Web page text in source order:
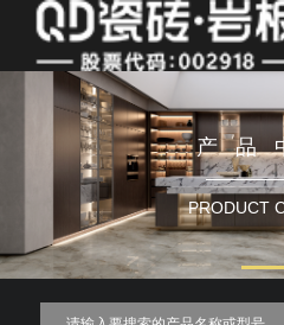
产品
PRODUCT